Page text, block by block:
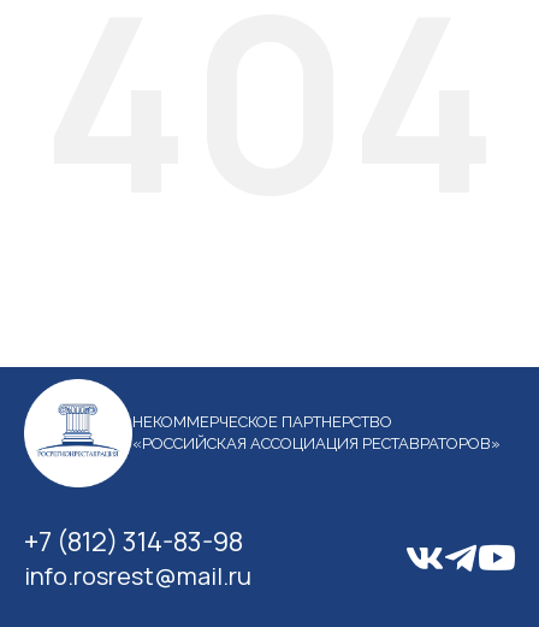
НЕКОММЕРЧЕСКОЕ ПАРТНЕРСТВО
«РОССИЙСКАЯ АССОЦИАЦИЯ РЕСТАВРАТОРОВ»
+7 (812) 314-83-98
info.rosrest@mail.ru